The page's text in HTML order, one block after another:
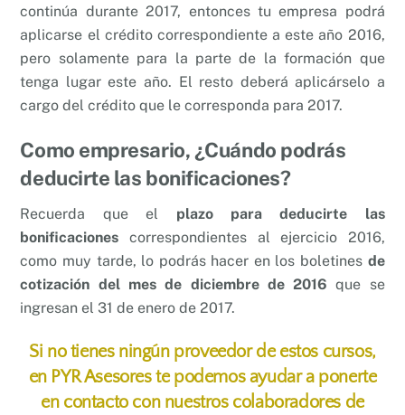
continúa durante 2017, entonces tu empresa podrá
aplicarse el crédito correspondiente a este año 2016,
pero solamente para la parte de la formación que
tenga lugar este año. El resto deberá aplicárselo a
cargo del crédito que le corresponda para 2017.
Como empresario, ¿Cuándo podrás
deducirte las bonificaciones?
Recuerda que el plazo para deducirte las
bonificaciones correspondientes al ejercicio 2016,
como muy tarde, lo podrás hacer en los boletines de
cotización del mes de diciembre de 2016 que se
ingresan el 31 de enero de 2017.
Si no tienes ningún proveedor de estos cursos,
en PYR Asesoreste podemos ayudar a ponerte
en contacto con nuestros colaboradores de